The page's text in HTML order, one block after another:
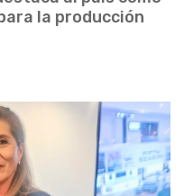
la producción